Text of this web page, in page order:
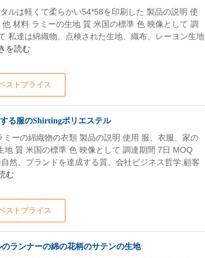
ストプライス
ルは軽くて柔らかい54*58を印刷した 製品の説明 使
材料 ラミーの生地 質 米国の標準 色 映像として 調
私達は綿織物、点検された生地、織布、レーヨン生地
を読む
る服のShirtingポリエステル
ストプライス
ーの綿織物の衣類 製品の説明 使用 服、衣服、家の
地 質 米国の標準 色 映像として 調達期間 7日 MOQ
然、ブランドを達成する質。会社ビジネス哲学:顧客
む
ランナーの綿の花柄のサテンの生地